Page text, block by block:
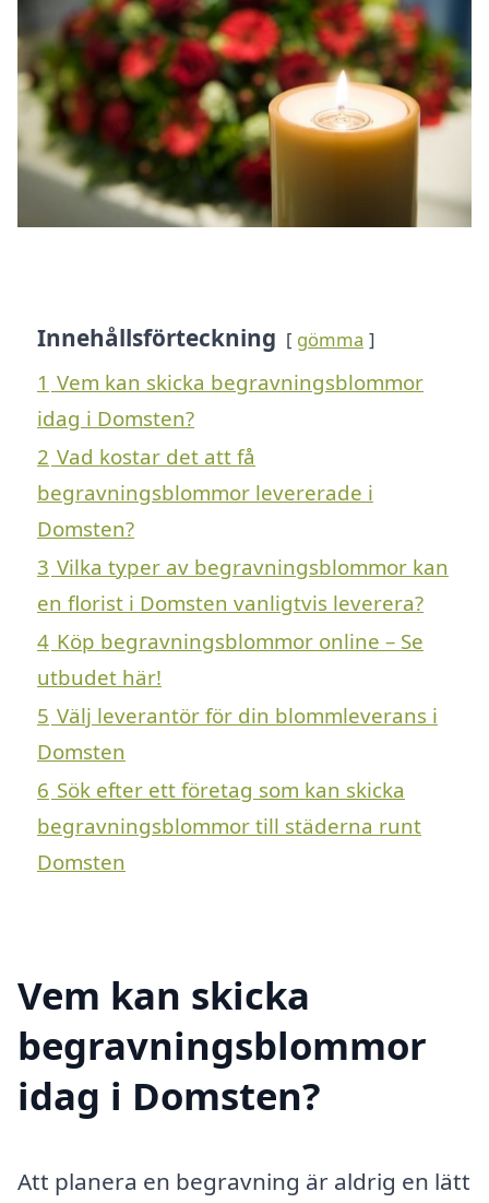
Innehållsförteckning gömma
1 Vem kan skicka begravningsblommor
idag i Domsten?
2 Vad kostar det att få
begravningsblommor levererade i
Domsten?
3 Vilka typer av begravningsblommor kan
en florist i Domsten vanligtvis leverera?
4 Köp begravningsblommor online – Se
utbudet här!
5 Välj leverantör för din blommleverans i
Domsten
6 Sök efter ett företag som kan skicka
begravningsblommor till städerna runt
Domsten
Vem kan skicka
begravningsblommor
idag i Domsten?
Att planera en begravning är aldrig en lätt